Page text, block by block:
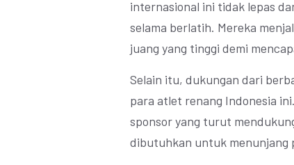
internasional ini tidak lepas
selama berlatih. Mereka
juang yang tinggi demi
Selain itu, dukungan dari
para atlet renang Indonesia
sponsor yang turut
dibutuhkan untuk menunjang